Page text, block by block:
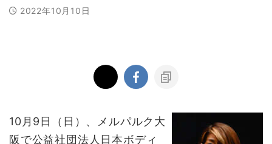
2022年10月10日
10月9日（日）、メルパルク大
阪で公益社団法人日本ボディ